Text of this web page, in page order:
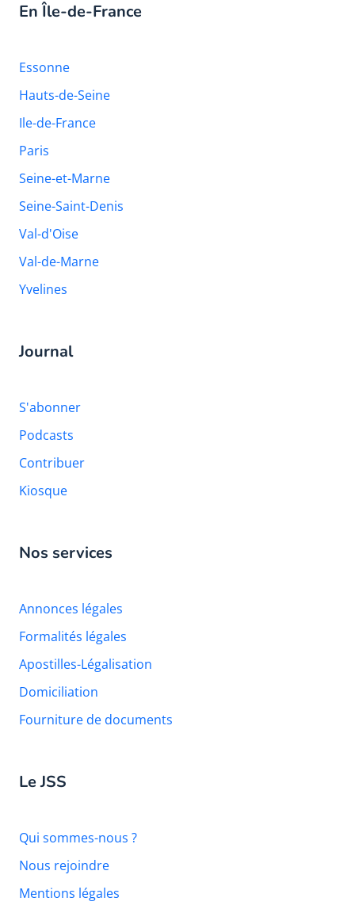
En Île-de-France
Essonne
Hauts-de-Seine
Ile-de-France
Paris
Seine-et-Marne
Seine-Saint-Denis
Val-d'Oise
Val-de-Marne
Yvelines
Journal
S'abonner
Podcasts
Contribuer
Kiosque
Nos services
Annonces légales
Formalités légales
Apostilles-Légalisation
Domiciliation
Fourniture de documents
Le JSS
Qui sommes-nous ?
Nous rejoindre
Mentions légales